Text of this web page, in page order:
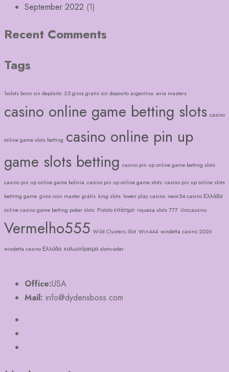
September 2022 (1)
Recent Comments
Tags
1xslots bono sin depósito 25 giros gratis sin deposito argentina avia masters
casino online game betting slots casino
online game slots betting casino online pin up
game slots betting casino pin up online game betting slots
casino pin up online game bolivia casino pin up online game stots casino pin up online slots
bettimg game giros coin master grátis king slots lowen play casino neon54 casino Ελλάδα
online casino game betting poker slots Pistolo επίσημο riqueza slots 777 Umcassino
Vermelho555 Wild Clusters Slot Win444 windetta casino 2026
windetta casino Ελλάδα καλωσόρισμα slotsvader
Office:USA
Mail: info@dydensboss.com